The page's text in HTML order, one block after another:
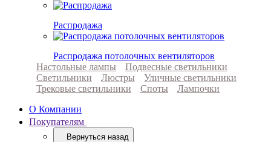
Распродажа
Распродажа потолочных вентиляторов
Настольные лампы
Подвесные светильники
Светильники
Люстры
Уличные светильники
Трековые светильники
Споты
Лампочки
О Компании
Покупателям
Вернуться назад